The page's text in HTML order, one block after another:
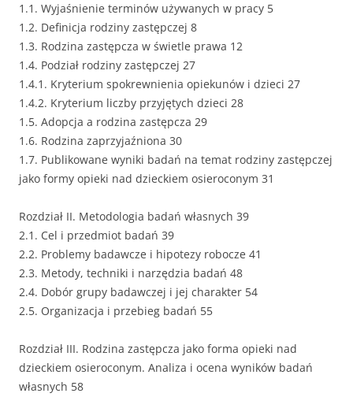
1.1. Wyjaśnienie terminów używanych w pracy 5
1.2. Definicja rodziny zastępczej 8
1.3. Rodzina zastępcza w świetle prawa 12
1.4. Podział rodziny zastępczej 27
1.4.1. Kryterium spokrewnienia opiekunów i dzieci 27
1.4.2. Kryterium liczby przyjętych dzieci 28
1.5. Adopcja a rodzina zastępcza 29
1.6. Rodzina zaprzyjaźniona 30
1.7. Publikowane wyniki badań na temat rodziny zastępczej
jako formy opieki nad dzieckiem osieroconym 31
Rozdział II. Metodologia badań własnych 39
2.1. Cel i przedmiot badań 39
2.2. Problemy badawcze i hipotezy robocze 41
2.3. Metody, techniki i narzędzia badań 48
2.4. Dobór grupy badawczej i jej charakter 54
2.5. Organizacja i przebieg badań 55
Rozdział III. Rodzina zastępcza jako forma opieki nad
dzieckiem osieroconym. Analiza i ocena wyników badań
własnych 58